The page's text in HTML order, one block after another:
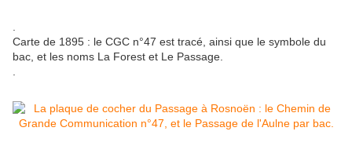
.
Carte de 1895 : le CGC n°47 est tracé, ainsi que le symbole du
bac, et les noms La Forest et Le Passage.
.